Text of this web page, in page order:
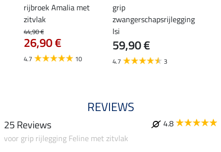
rijbroek Amalia met
zitvlak
44,90 €
26,90 €
4.7 10
grip
zwangerschapsrijlegging
Isi
59,90 €
4.7 3
REVIEWS
25 Reviews
4.8
voor grip rijlegging Feline met zitvlak